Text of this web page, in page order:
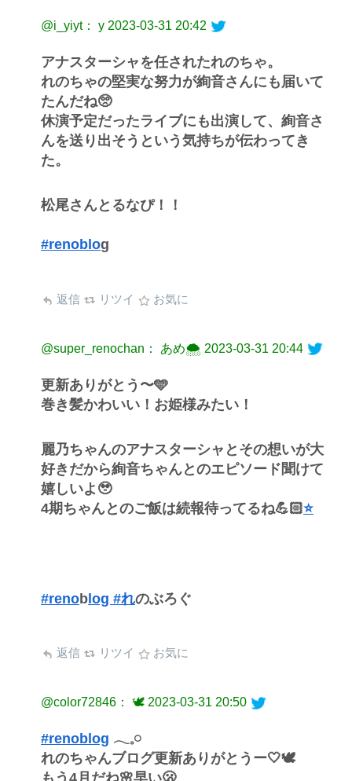
@i_yiyt： y 2023-03-31 20:42
アナスターシャを任されたれのちゃ。
れのちゃの堅実な努力が絢音さんにも届いて
たんだね🥺
休演予定だったライブにも出演して、絢音さ
んを送り出そうという気持ちが伝わってき
た。
松尾さんとるなぴ！！
#renoblog
返信 リツイ お気に
@super_renochan： あめ🌨 2023-03-31 20:44
更新ありがとう〜🩵
巻き髪かわいい！お姫様みたい！
麗乃ちゃんのアナスターシャとその想いが大
好きだから絢音ちゃんとのエピソード聞けて
嬉しいよ🥹
4期ちゃんとのご飯は続報待ってるね💪🏻⭐️
#renoblog #れのぶろぐ
返信 リツイ お気に
@color72846： 🕊 2023-03-31 20:50
#renoblog 𓂃𓈒𓏸
れのちゃんブログ更新ありがとうー🤍🕊